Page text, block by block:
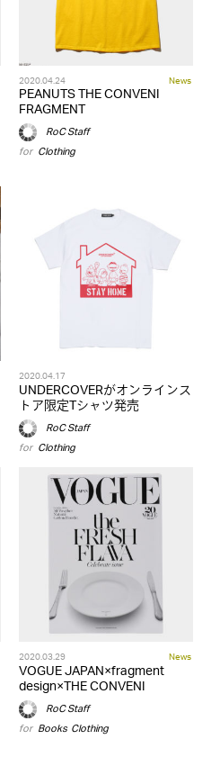
2020.04.24 News
PEANUTS THE CONVENI
FRAGMENT
RoC Staff
for Clothing
2020.04.17
UNDERCOVERがオンラインス
トア限定Tシャツ発売
RoC Staff
for Clothing
2020.03.29 News
VOGUE JAPAN×fragment
design×THE CONVENI
RoC Staff
for Books,Clothing